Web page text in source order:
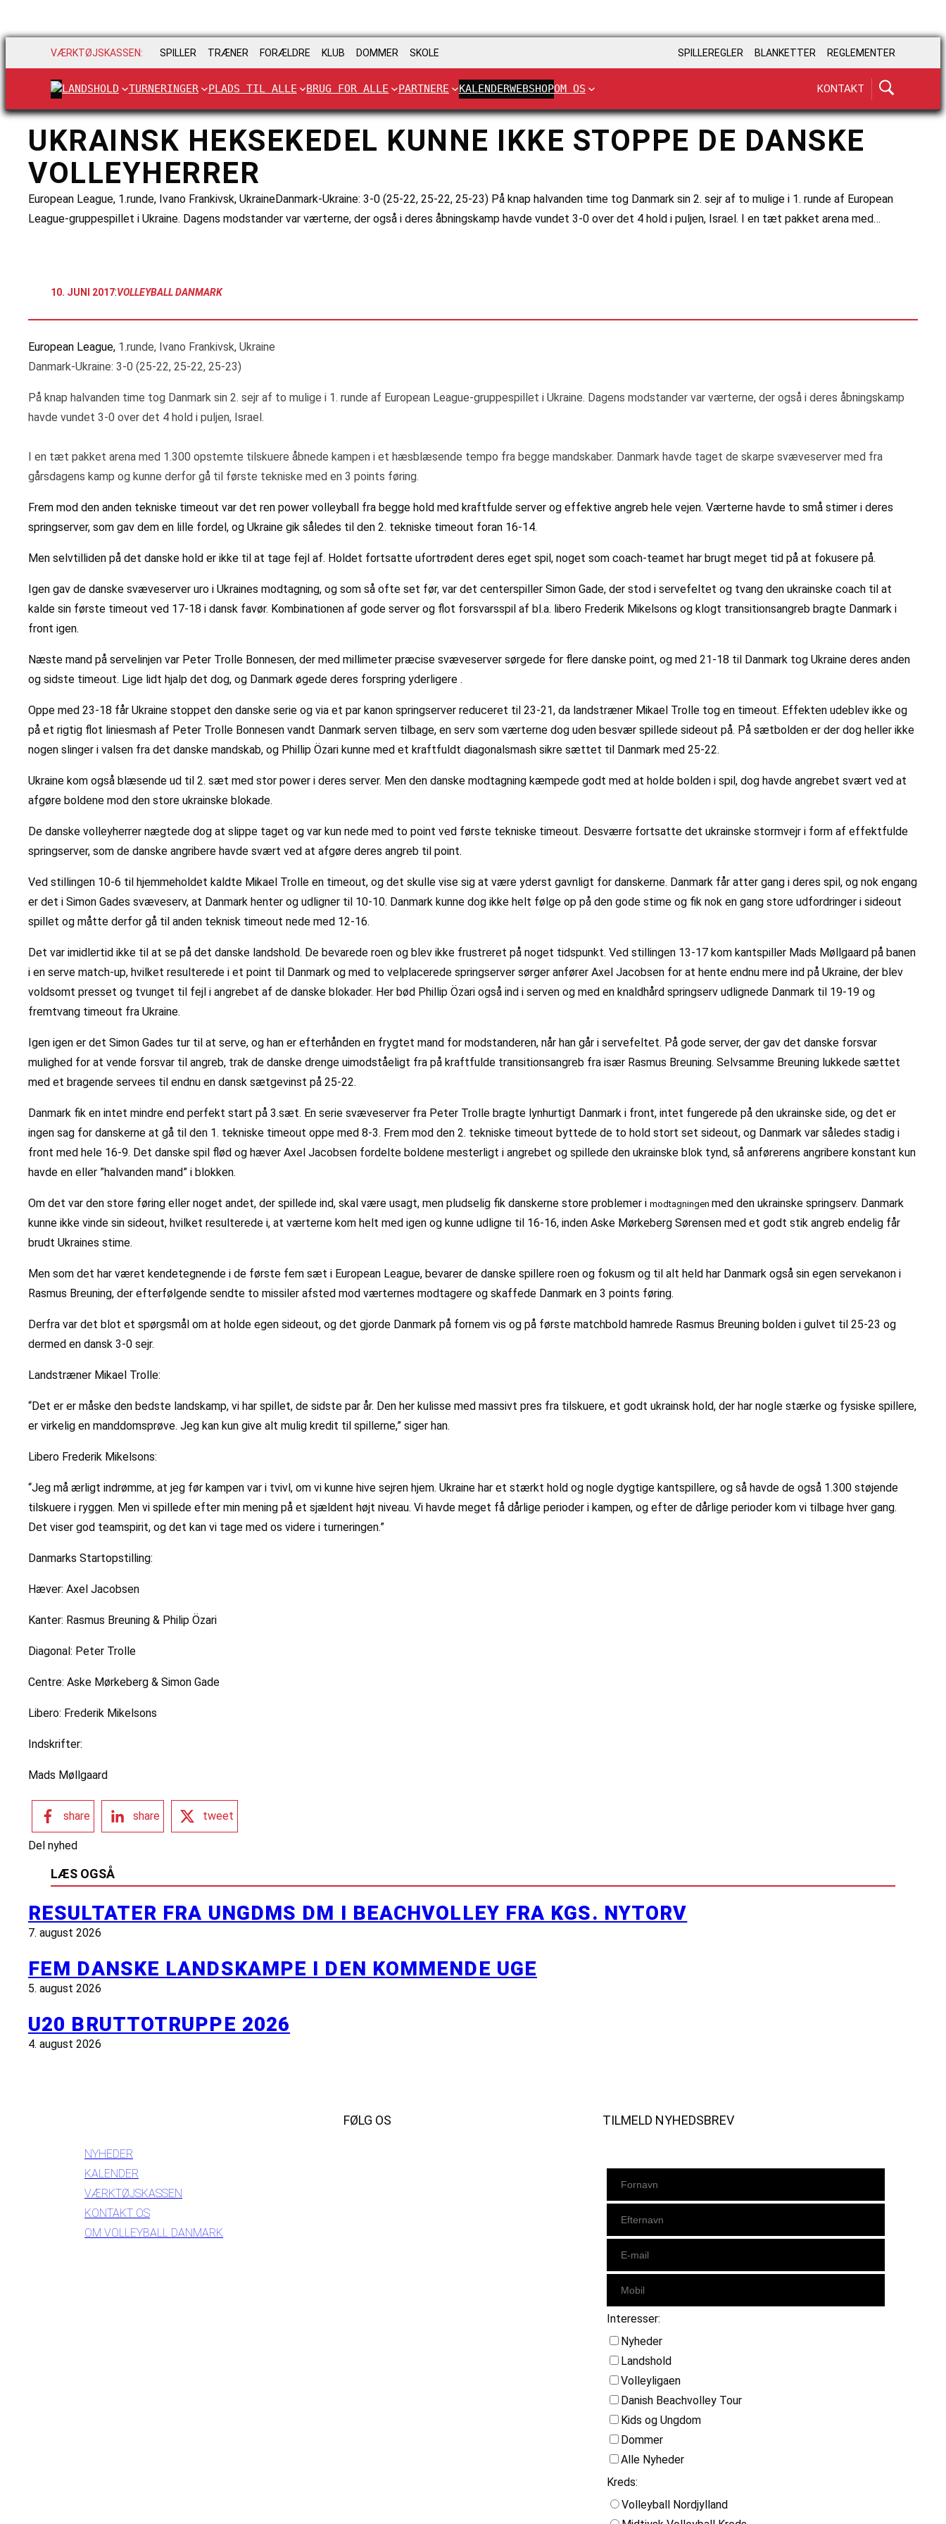
VÆRKTØJSKASSEN: SPILLER TRÆNER FORÆLDRE KLUB DOMMER SKOLE SPILLEREGLER BLANKETTER REGLEMENTER
LANDSHOLD TURNERINGER PLADS TIL ALLE BRUG FOR ALLE PARTNERE KALENDERWEBSHOPOM OS KONTAKT
UKRAINSK HEKSEKEDEL KUNNE IKKE STOPPE DE DANSKE
VOLLEYHERRER
European League, 1.runde, Ivano Frankivsk, UkraineDanmark-Ukraine: 3-0 (25-22, 25-22, 25-23) På knap halvanden time tog Danmark sin 2. sejr af to mulige i 1. runde af European
League-gruppespillet i Ukraine. Dagens modstander var værterne, der også i deres åbningskamp havde vundet 3-0 over det 4 hold i puljen, Israel. I en tæt pakket arena med…
10. JUNI 2017:VOLLEYBALL DANMARK
European League, 1.runde, Ivano Frankivsk, Ukraine
Danmark-Ukraine: 3-0 (25-22, 25-22, 25-23)
På knap halvanden time tog Danmark sin 2. sejr af to mulige i 1. runde af European League-gruppespillet i Ukraine. Dagens modstander var værterne, der også i deres åbningskamp
havde vundet 3-0 over det 4 hold i puljen, Israel.
I en tæt pakket arena med 1.300 opstemte tilskuere åbnede kampen i et hæsblæsende tempo fra begge mandskaber. Danmark havde taget de skarpe svæveserver med fra
gårsdagens kamp og kunne derfor gå til første tekniske med en 3 points føring.
Frem mod den anden tekniske timeout var det ren power volleyball fra begge hold med kraftfulde server og effektive angreb hele vejen. Værterne havde to små stimer i deres
springserver, som gav dem en lille fordel, og Ukraine gik således til den 2. tekniske timeout foran 16-14.
Men selvtilliden på det danske hold er ikke til at tage fejl af. Holdet fortsatte ufortrødent deres eget spil, noget som coach-teamet har brugt meget tid på at fokusere på.
Igen gav de danske svæveserver uro i Ukraines modtagning, og som så ofte set før, var det centerspiller Simon Gade, der stod i servefeltet og tvang den ukrainske coach til at
kalde sin første timeout ved 17-18 i dansk favør. Kombinationen af gode server og flot forsvarsspil af bl.a. libero Frederik Mikelsons og klogt transitionsangreb bragte Danmark i
front igen.
Næste mand på servelinjen var Peter Trolle Bonnesen, der med millimeter præcise svæveserver sørgede for flere danske point, og med 21-18 til Danmark tog Ukraine deres anden
og sidste timeout. Lige lidt hjalp det dog, og Danmark øgede deres forspring yderligere .
Oppe med 23-18 får Ukraine stoppet den danske serie og via et par kanon springserver reduceret til 23-21, da landstræner Mikael Trolle tog en timeout. Effekten udeblev ikke og
på et rigtig flot liniesmash af Peter Trolle Bonnesen vandt Danmark serven tilbage, en serv som værterne dog uden besvær spillede sideout på. På sætbolden er der dog heller ikke
nogen slinger i valsen fra det danske mandskab, og Phillip Özari kunne med et kraftfuldt diagonalsmash sikre sættet til Danmark med 25-22.
Ukraine kom også blæsende ud til 2. sæt med stor power i deres server. Men den danske modtagning kæmpede godt med at holde bolden i spil, dog havde angrebet svært ved at
afgøre boldene mod den store ukrainske blokade.
De danske volleyherrer nægtede dog at slippe taget og var kun nede med to point ved første tekniske timeout. Desværre fortsatte det ukrainske stormvejr i form af effektfulde
springserver, som de danske angribere havde svært ved at afgøre deres angreb til point.
Ved stillingen 10-6 til hjemmeholdet kaldte Mikael Trolle en timeout, og det skulle vise sig at være yderst gavnligt for danskerne. Danmark får atter gang i deres spil, og nok engang
er det i Simon Gades svæveserv, at Danmark henter og udligner til 10-10. Danmark kunne dog ikke helt følge op på den gode stime og fik nok en gang store udfordringer i sideout
spillet og måtte derfor gå til anden teknisk timeout nede med 12-16.
Det var imidlertid ikke til at se på det danske landshold. De bevarede roen og blev ikke frustreret på noget tidspunkt. Ved stillingen 13-17 kom kantspiller Mads Møllgaard på banen
i en serve match-up, hvilket resulterede i et point til Danmark og med to velplacerede springserver sørger anfører Axel Jacobsen for at hente endnu mere ind på Ukraine, der blev
voldsomt presset og tvunget til fejl i angrebet af de danske blokader. Her bød Phillip Özari også ind i serven og med en knaldhård springserv udlignede Danmark til 19-19 og
fremtvang timeout fra Ukraine.
Igen igen er det Simon Gades tur til at serve, og han er efterhånden en frygtet mand for modstanderen, når han går i servefeltet. På gode server, der gav det danske forsvar
mulighed for at vende forsvar til angreb, trak de danske drenge uimodståeligt fra på kraftfulde transitionsangreb fra især Rasmus Breuning. Selvsamme Breuning lukkede sættet
med et bragende servees til endnu en dansk sætgevinst på 25-22.
Danmark fik en intet mindre end perfekt start på 3.sæt. En serie svæveserver fra Peter Trolle bragte lynhurtigt Danmark i front, intet fungerede på den ukrainske side, og det er
ingen sag for danskerne at gå til den 1. tekniske timeout oppe med 8-3. Frem mod den 2. tekniske timeout byttede de to hold stort set sideout, og Danmark var således stadig i
front med hele 16-9. Det danske spil flød og hæver Axel Jacobsen fordelte boldene mesterligt i angrebet og spillede den ukrainske blok tynd, så anførerens angribere konstant kun
havde en eller ”halvanden mand” i blokken.
Om det var den store føring eller noget andet, der spillede ind, skal være usagt, men pludselig fik danskerne store problemer i modtagningen med den ukrainske springserv. Danmark
kunne ikke vinde sin sideout, hvilket resulterede i, at værterne kom helt med igen og kunne udligne til 16-16, inden Aske Mørkeberg Sørensen med et godt stik angreb endelig får
brudt Ukraines stime.
Men som det har været kendetegnende i de første fem sæt i European League, bevarer de danske spillere roen og fokusm og til alt held har Danmark også sin egen servekanon i
Rasmus Breuning, der efterfølgende sendte to missiler afsted mod værternes modtagere og skaffede Danmark en 3 points føring.
Derfra var det blot et spørgsmål om at holde egen sideout, og det gjorde Danmark på fornem vis og på første matchbold hamrede Rasmus Breuning bolden i gulvet til 25-23 og
dermed en dansk 3-0 sejr.
Landstræner Mikael Trolle:
“Det er er måske den bedste landskamp, vi har spillet, de sidste par år. Den her kulisse med massivt pres fra tilskuere, et godt ukrainsk hold, der har nogle stærke og fysiske spillere,
er virkelig en manddomsprøve. Jeg kan kun give alt mulig kredit til spillerne,” siger han.
Libero Frederik Mikelsons:
“Jeg må ærligt indrømme, at jeg før kampen var i tvivl, om vi kunne hive sejren hjem. Ukraine har et stærkt hold og nogle dygtige kantspillere, og så havde de også 1.300 støjende
tilskuere i ryggen. Men vi spillede efter min mening på et sjældent højt niveau. Vi havde meget få dårlige perioder i kampen, og efter de dårlige perioder kom vi tilbage hver gang.
Det viser god teamspirit, og det kan vi tage med os videre i turneringen.”
Danmarks Startopstilling:
Hæver: Axel Jacobsen
Kanter: Rasmus Breuning & Philip Özari
Diagonal: Peter Trolle
Centre: Aske Mørkeberg & Simon Gade
Libero: Frederik Mikelsons
Indskrifter:
Mads Møllgaard
share share tweet
Del nyhed
LÆS OGSÅ
RESULTATER FRA UNGDMS DM I BEACHVOLLEY FRA KGS. NYTORV
7. august 2026
FEM DANSKE LANDSKAMPE I DEN KOMMENDE UGE
5. august 2026
U20 BRUTTOTRUPPE 2026
4. august 2026
NYHEDER
KALENDER
VÆRKTØJSKASSEN
KONTAKT OS
OM VOLLEYBALL DANMARK
FØLG OS TILMELD NYHEDSBREV
Interesser:
Nyheder
Landshold
Volleyligaen
Danish Beachvolley Tour
Kids og Ungdom
Dommer
Alle Nyheder
Kreds:
Volleyball Nordjylland